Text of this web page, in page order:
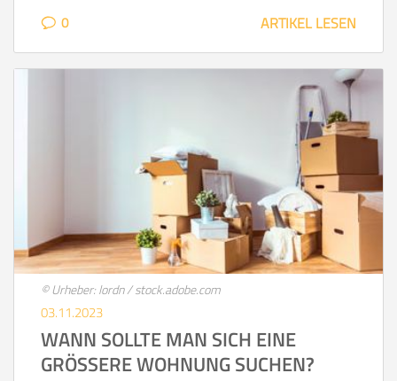
ARTIKEL LESEN
0
© Urheber: lordn / stock.adobe.com
03.11.2023
WANN SOLLTE MAN SICH EINE
GRÖSSERE WOHNUNG SUCHEN?